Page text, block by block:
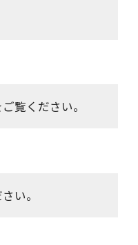
覧ください。
い。